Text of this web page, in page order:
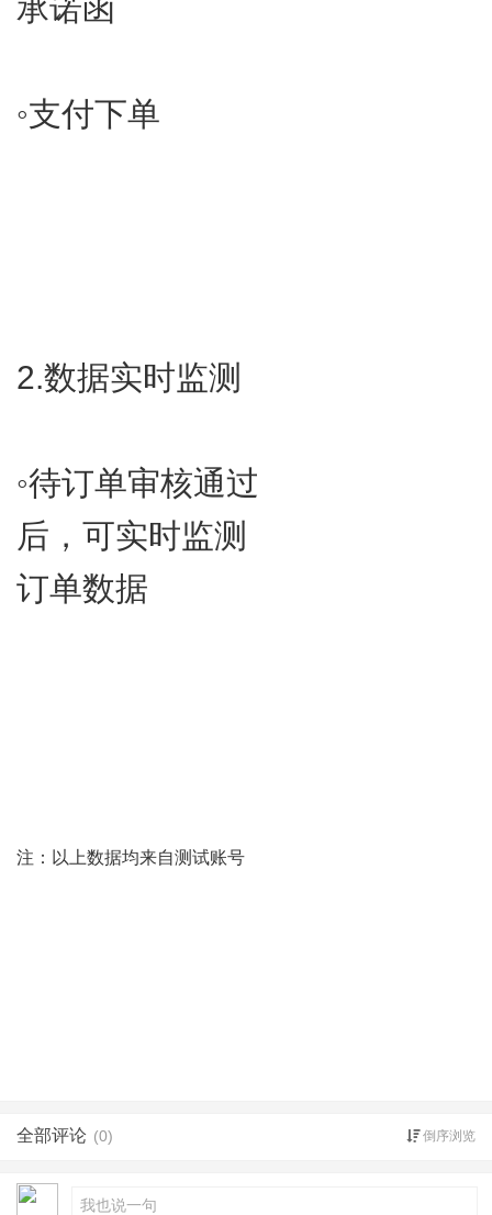
承诺函
◦​支付下单
2.​数据实时监测
◦​待订单审核通过
后，可实时监测
订单数据
注：以上数据均来自测试账号
全部评论 (0) 倒序浏览